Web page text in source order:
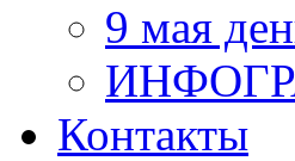
9 мая
Контакты